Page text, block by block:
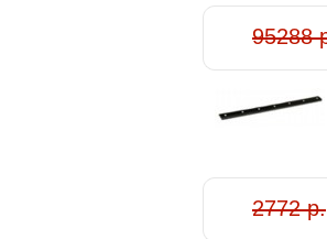
95288
2772 р.